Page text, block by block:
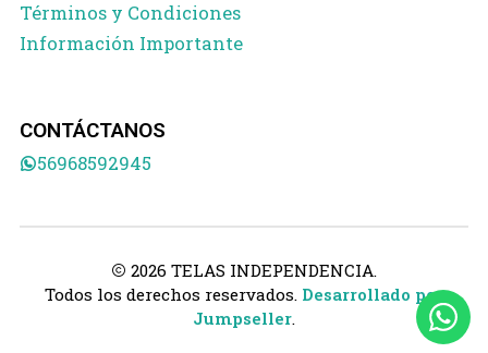
Términos y Condiciones
Información Importante
CONTÁCTANOS
56968592945
2026 TELAS INDEPENDENCIA.
Todos los derechos reservados. Desarrollado por
Jumpseller.